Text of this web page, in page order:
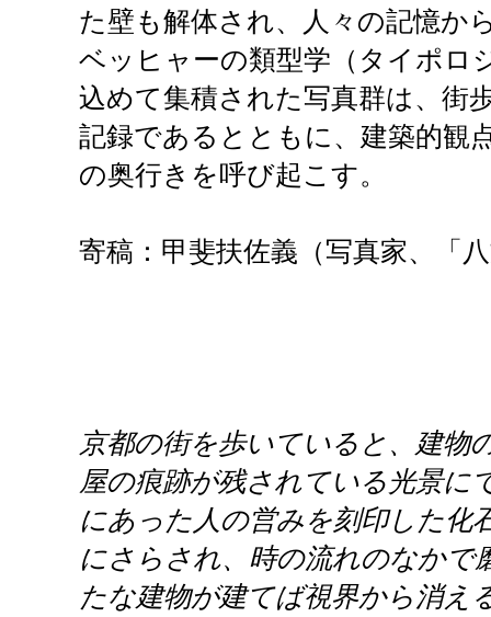
た壁も解体され、人々の記憶か
ベッヒャーの類型学（タイポロ
込めて集積された写真群は、街
記録であるとともに、建築的観
の奥行きを呼び起こす。
寄稿：甲斐扶佐義（写真家、「
京都の街を歩いていると、建物
屋の痕跡が残されている光景に
にあった人の営みを刻印した化
にさらされ、時の流れのなかで
たな建物が建てば視界から消え